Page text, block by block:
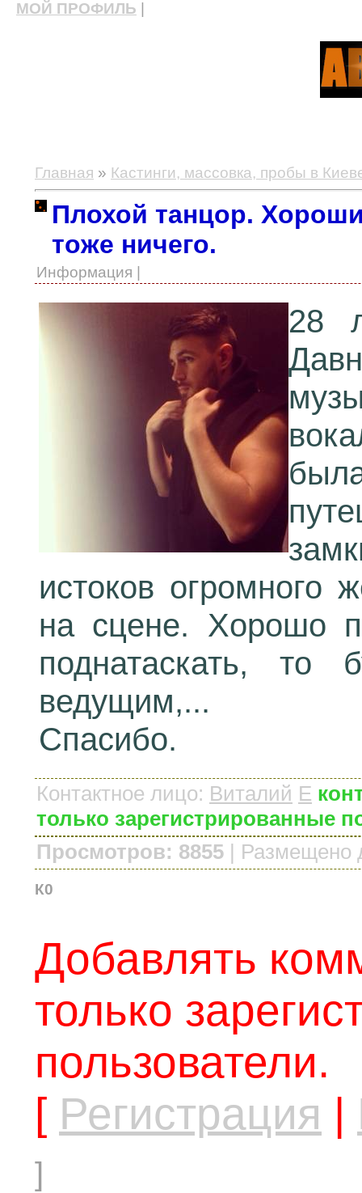
МОЙ ПРОФИЛЬ
Главная » Кастинги, массовка, пробы в
Плохой танцор.
тоже ничего.
Информация |
28
истоков огромного
на сцене. Хорошо
поднатаскать, то
ведущим,...
Спасибо.
Контактное лицо: Виталий E
только зарегистрированные
Просмотров: 8855 | Размещено
К0
Добавлять
только
пользователи.
[ Регистрация |
]